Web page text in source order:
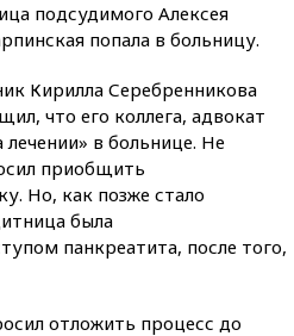
подсудимого Алексея
попала в больницу.
Кирилла Серебренникова
что его коллега, адвокат
в больнице. Не
приобщить
Но, как позже стало
была
панкреатита, после того,
отложить процесс до